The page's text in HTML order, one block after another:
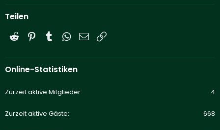
Teilen
Reddit PinterestTumblrWhatsApp
E-Mail
Online-Statistiken
Zurzeit aktive Mitglieder 4
Zurzeit aktive Gäste 668